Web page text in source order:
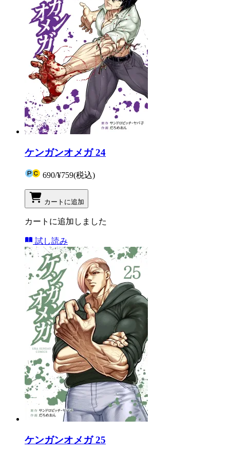
ケンガンオメガ 24
690/¥759(税込)
カートに追加
カートに追加しました
試し読み
ケンガンオメガ 25